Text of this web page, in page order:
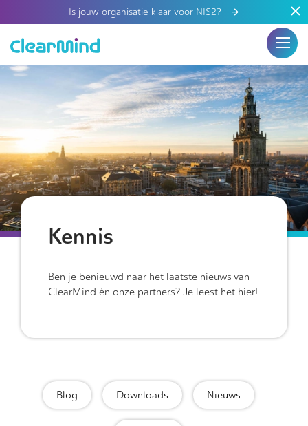
Is jouw organisatie klaar voor NIS2?
Kennis
Ben je benieuwd naar het laatste nieuws van
ClearMind én onze partners? Je leest het hier!
Blog Downloads Nieuws